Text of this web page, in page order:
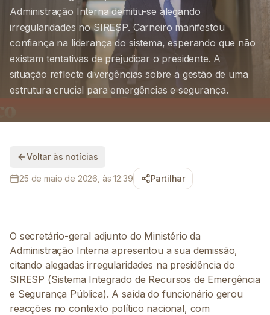
Administração Interna demitiu-se alegando
irregularidades no SIRESP. Carneiro manifestou
confiança na liderança do sistema, esperando que não
existam tentativas de prejudicar o presidente. A
situação reflecte divergências sobre a gestão de uma
estrutura crucial para emergências e segurança.
Voltar às notícias
25 de maio de 2026, às 12:39 Partilhar
O secretário-geral adjunto do Ministério da
Administração Interna apresentou a sua demissão,
citando alegadas irregularidades na presidência do
SIRESP (Sistema Integrado de Recursos de Emergência
e Segurança Pública). A saída do funcionário gerou
reacções no contexto político nacional, com